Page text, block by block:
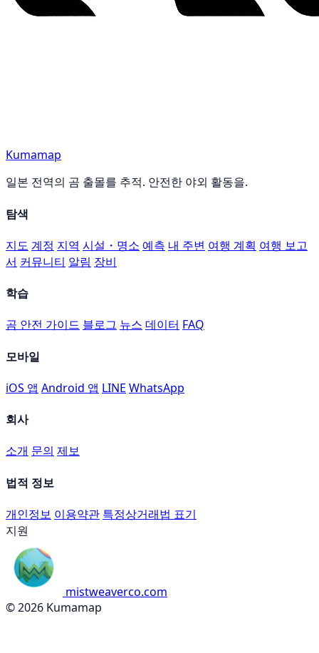
Kumamap
일본 전역의 곰 출몰를 추적. 안전한 야외 활동을.
탐색
지도 계정 지역 시설・명소 예측 내 주변 여행 계획 여행 보고
서 커뮤니티 알림 장비
학습
곰 안전 가이드 블로그 뉴스 데이터 FAQ
모바일
iOS 앱 Android 앱 LINE WhatsApp
회사
소개 문의 제보
법적 정보
개인정보 이용약관 특정상거래법 표기
지원
mistweaverco.com
© 2026 Kumamap